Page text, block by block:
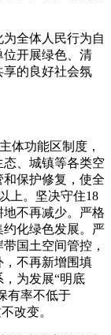
全体人民行为自
开展绿色、清
的良好社会氛
功能区制度，
、城镇等各类空
保护修复，使全
上。坚决守住18
不再减少。严格
化绿色发展。严
国土空间管控，
不再新增围填
为发展“明底
有率不低于
改变。